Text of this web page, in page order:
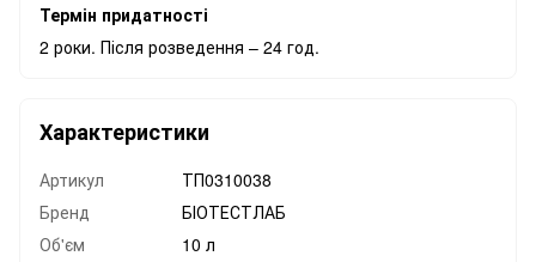
Термін придатності
2 роки. Після розведення – 24 год.
Характеристики
Артикул
ТП0310038
Бренд
БІОТЕСТЛАБ
Об'єм
10 л